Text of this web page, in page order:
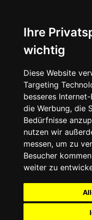
Ihre
wichtig
Diese Website
Targeting
besseres
die Werbung, die
Bedürfnisse
nutzen wir
messen, um zu
Besucher
weiter zu